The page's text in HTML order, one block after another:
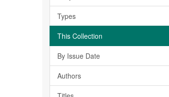
Types
This Collection
By Issue Date
Authors